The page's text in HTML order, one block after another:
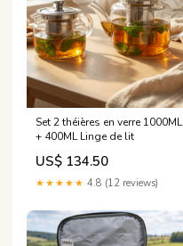
Set 2 théières en verre 1000ML
+ 400ML Linge de lit
US$ 134.50
★★★★★ 4.8 (12 reviews)